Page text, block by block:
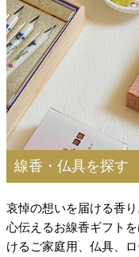
線香・仏具を探す
哀悼の想いを届ける香り
心伝えるお線香ギフト
けるご家庭用、仏具、